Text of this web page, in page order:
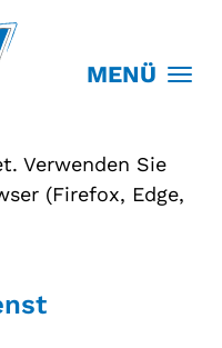
MENÜ
Verwenden Sie
(Firefox, Edge,